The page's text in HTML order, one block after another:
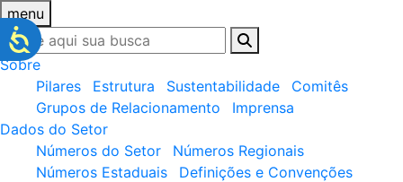
menu
Sobre
Pilares
Estrutura Sustentabilidade
Comitês
Grupos de Relacionamento
Imprensa
Dados do Setor
Números do Setor
Números Regionais
Números Estaduais
Definições e Convenções